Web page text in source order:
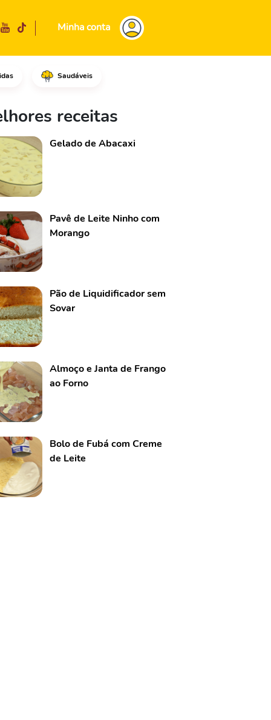
Minha conta
Saudáveis
tigela, coloque os
receitas
Gelado de Abacaxi
Pavê de Leite Ninho com
Morango
Pão de Liquidificador sem
Sovar
Almoço e Janta de Frango
ao Forno
Bolo de Fubá com Creme
de Leite